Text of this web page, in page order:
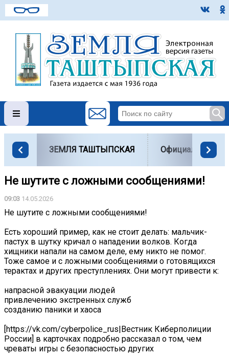
ЗЕМЛЯ ТАШТЫПСКАЯ Официально
Не шутите с ложными сообщениями!
09:03 14.05.2026
Не шутите с ложными сообщениями!
Есть хороший пример, как не стоит делать: мальчик-
пастух в шутку кричал о нападении волков. Когда
хищники напали на самом деле, ему никто не помог.
Тоже самое и с ложными сообщениями о готовящихся
терактах и других преступлениях. Они могут привести к:
напрасной эвакуации людей
привлечению экстренных служб
созданию паники и хаоса
[https://vk.com/cyberpolice_rus|Вестник Киберполиции
России] в карточках подробно рассказал о том, чем
чреваты игры с безопасностью других